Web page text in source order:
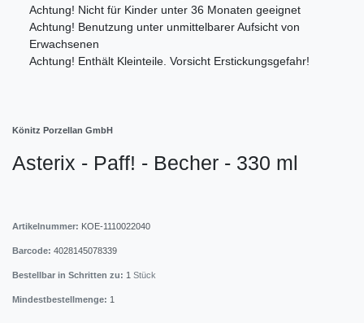
Achtung! Nicht für Kinder unter 36 Monaten geeignet
Achtung! Benutzung unter unmittelbarer Aufsicht von
Erwachsenen
Achtung! Enthält Kleinteile. Vorsicht Erstickungsgefahr!
Könitz Porzellan GmbH
Asterix - Paff! - Becher - 330 ml
Artikelnummer: KOE-1110022040
Barcode: 4028145078339
Bestellbar in Schritten zu: 1 Stück
Mindestbestellmenge: 1